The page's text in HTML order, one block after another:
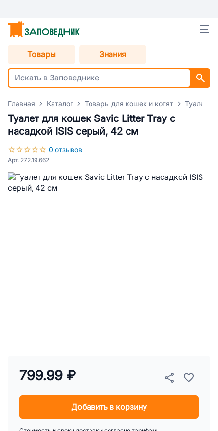
Товары Знания
Главная Каталог Товары для кошек и котят Туалеты
Туалет для кошек Savic Litter Tray с
насадкой ISIS серый, 42 см
0 отзывов
Арт. 272.19.662
799.99 ₽
Добавить в корзину